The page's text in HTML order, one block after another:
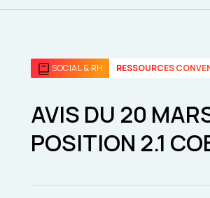
SOCIAL & RH RESSOURCES
AVIS DU 20
POSITION 2.1